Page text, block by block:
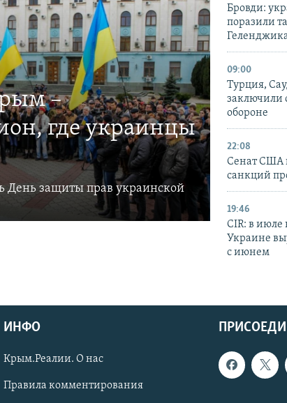
–
где украинцы
День защиты прав украинской
Бровди:
поразили
09:00
Турция,
заключили
обороне
22:08
Сенат США
санкций
19:46
CIR: в июле
Украине
с июнем
ИНФО
Крым.Реалии. О нас
Правила комментирования